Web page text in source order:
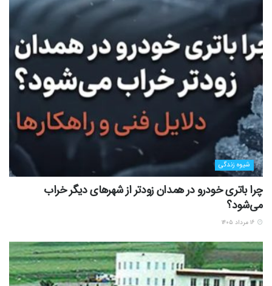
شیوه زندگی
چرا باتری خودرو در همدان زودتر از شهرهای دیگر خراب
می‌شود؟